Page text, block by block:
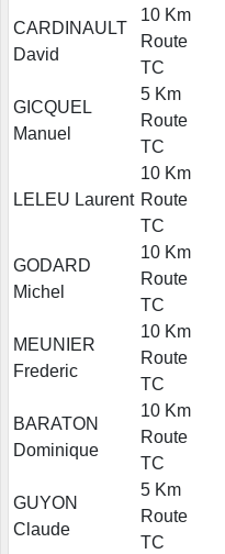
CARDINAULT
David
10 Km
Route
TC
GICQUEL
Manuel
5 Km
Route
TC
LELEU Laurent
10 Km
Route
TC
GODARD
Michel
10 Km
Route
TC
MEUNIER
Frederic
10 Km
Route
TC
BARATON
Dominique
10 Km
Route
TC
GUYON
Claude
5 Km
Route
TC